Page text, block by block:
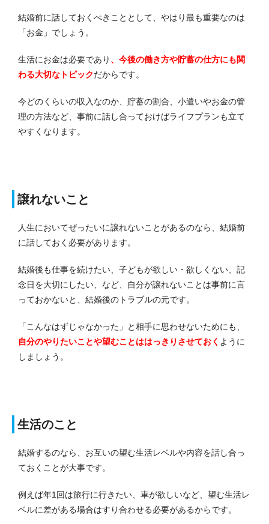
結婚前に話しておくべきこととして、やはり最も重要なのは
「お金」でしょう。
生活にお金は必要であり 、今後の働き方や貯蓄の仕方にも関
わる大切なトピックだからです。
今どのくらいの収入なのか、貯蓄の割合、小遣いやお金の管
理の方法など、事前に話し合っておけばライフプランも立て
やすくなります。
譲れないこと
人生においてぜったいに譲れないことがあるのなら、結婚前
に話しておく必要があります。
結婚後も仕事を続けたい、子どもが欲しい・欲しくない、記
念日を大切にしたい、など、自分が譲れないことは事前に言
っておかないと、結婚後のトラブルの元です。
「こんなはずじゃなかった」と相手に思わせないためにも、
自分のやりたいことや望むことははっきりさせておく ように
しましょう。
生活のこと
結婚するのなら、お互いの望む生活レベルや内容を話し合っ
ておくことが大事です。
例えば年1回は旅行に行きたい、車が欲しいなど、望む生活レ
ベルに差がある場合はすり合わせる必要があるからです。